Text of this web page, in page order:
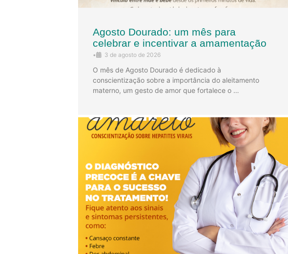
Agosto Dourado: um mês para
celebrar e incentivar a amamentação
• 3 de agosto de 2026
O mês de Agosto Dourado é dedicado à
conscientização sobre a importância do aleitamento
materno, um gesto de amor que fortalece o …